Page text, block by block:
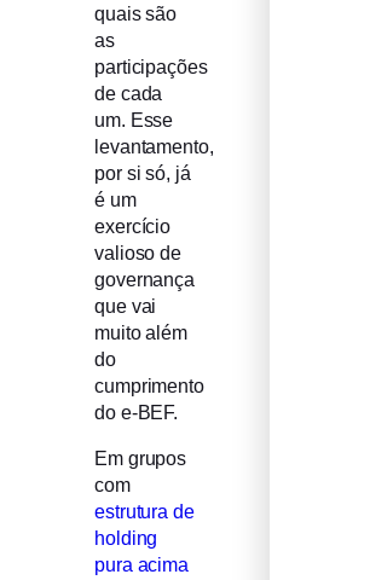
quais são
as
participações
de cada
um. Esse
levantamento,
por si só, já
é um
exercício
valioso de
governança
que vai
muito além
do
cumprimento
do e-BEF.
Em grupos
com
estrutura de
holding
pura acima